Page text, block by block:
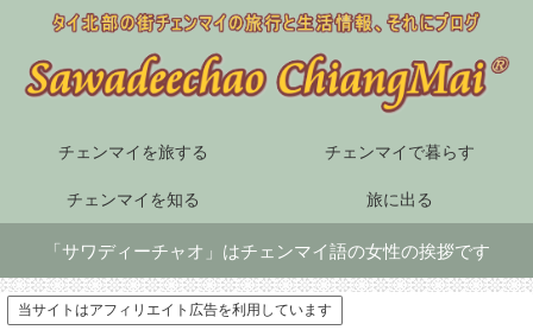
チェンマイを旅する チェンマイで暮らす
チェンマイを知る 旅に出る
「サワディーチャオ」はチェンマイ語の女性の挨拶です
当サイトはアフィリエイト広告を利用しています